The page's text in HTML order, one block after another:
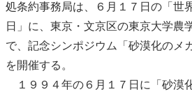
処条約事務局は、６月１７日の「世
日」に、東京・文京区の東京大学農
で、記念シンポジウム「 砂漠化のメ
を開催する。
１９９４年の６月１７日に「 砂漠